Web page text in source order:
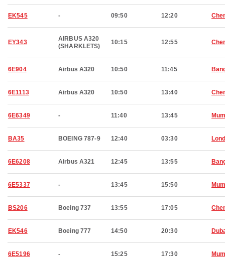
EK545 - 09:50 12:20
EY343
AIRBUS A320
(SHARKLETS)
10:15 12:55
6E904 Airbus A320 10:50 11:45
6E1113 Airbus A320 10:50 13:40
6E6349 - 11:40 13:45
BA35 BOEING 787-9 12:40 03:30
6E6208 Airbus A321 12:45 13:55
6E5337 - 13:45 15:50
BS206 Boeing 737 13:55 17:05
EK546 Boeing 777 14:50 20:30
6E5196 - 15:25 17:30